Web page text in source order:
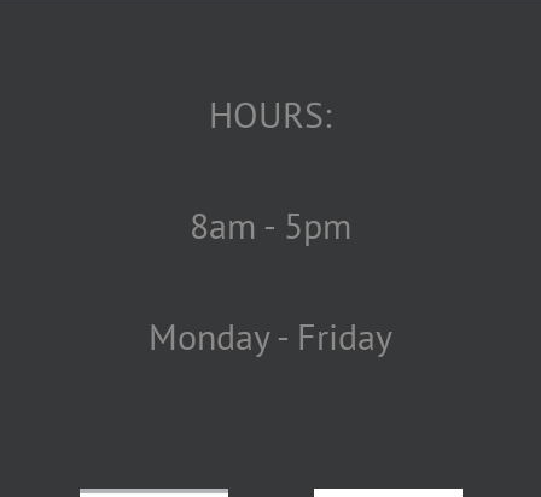
HOURS:
8am - 5pm
Monday - Friday